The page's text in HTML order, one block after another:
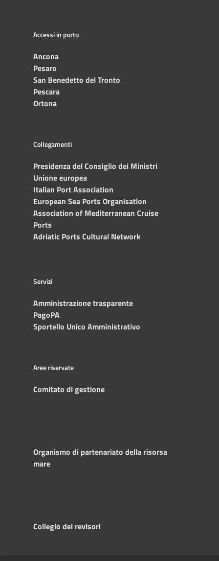
Accessi in porto
Ancona
Pesaro
San Benedetto del Tronto
Pescara
Ortona
Collegamenti
Presidenza del Consiglio dei Ministri
Unione europea
Italian Port Association
European Sea Ports Organisation
Association of Mediterranean Cruise
Ports
Adriatic Ports Cultural Network
Servizi
Amministrazione trasparente
PagoPA
Sportello Unico Amministrativo
Aree riservate
Comitato di gestione
Organismo di partenariato della risorsa
mare
Collegio dei revisori